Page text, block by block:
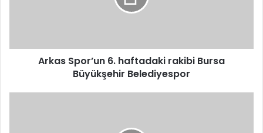
r
Arkas Spor’un 6. haftadaki rakibi Bursa
Büyükşehir Belediyespor